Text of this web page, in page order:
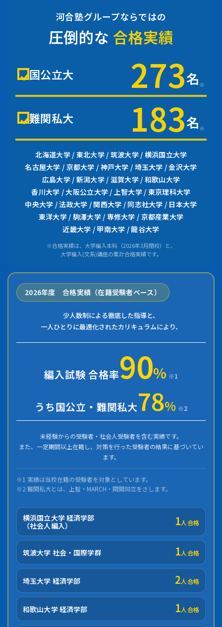
河合塾グループならではの
圧倒的な 合格実績
国公立大 273名※
難関私大 183名※
北海道大学 / 東北大学 / 筑波大学 / 横浜国立大学
名古屋大学 / 京都大学 / 神戸大学 / 埼玉大学 / 金沢大学
広島大学 / 新潟大学 / 滋賀大学 / 和歌山大学
香川大学 / 大阪公立大学 / 上智大学 / 東京理科大学
中央大学 / 法政大学 / 関西大学 / 同志社大学 / 日本大学
東洋大学 / 駒澤大学 / 専修大学 / 京都産業大学
近畿大学 / 甲南大学 / 龍谷大学
※合格実績は、大学編入本科（2026年3月閉校）と、
大学編入(文系)講座の累計合格実績です。
2026年度 合格実績（在籍受験者ベース）
少人数制による徹底した指導と、
一人ひとりに最適化されたカリキュラムにより、
編入試験 合格率90% ※1
うち国公立・難関私大78% ※2
未経験からの受験者・社会人受験者を含む実績です。
また、一定期間以上在籍し、対策を行った受験者の結果に基づいてい
ます。
※1 実績は当校在籍の受験者を対象としています。
※2 難関私大とは、上智・MARCH・関関同立をさします。
横浜国立大学 経済学部
（社会人編入）
1人合格
筑波大学 社会・国際学群 1人合格
埼玉大学 経済学部 2人合格
和歌山大学 経済学部 1人合格